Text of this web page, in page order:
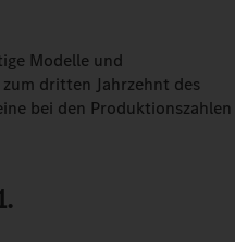
Modelle und
dritten Jahrzehnt des
bei den Produktionszahlen